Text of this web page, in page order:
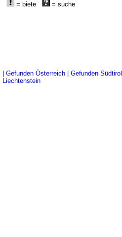
= biete = suche
Gefunden Österreich Gefunden Südtirol
Liechtenstein